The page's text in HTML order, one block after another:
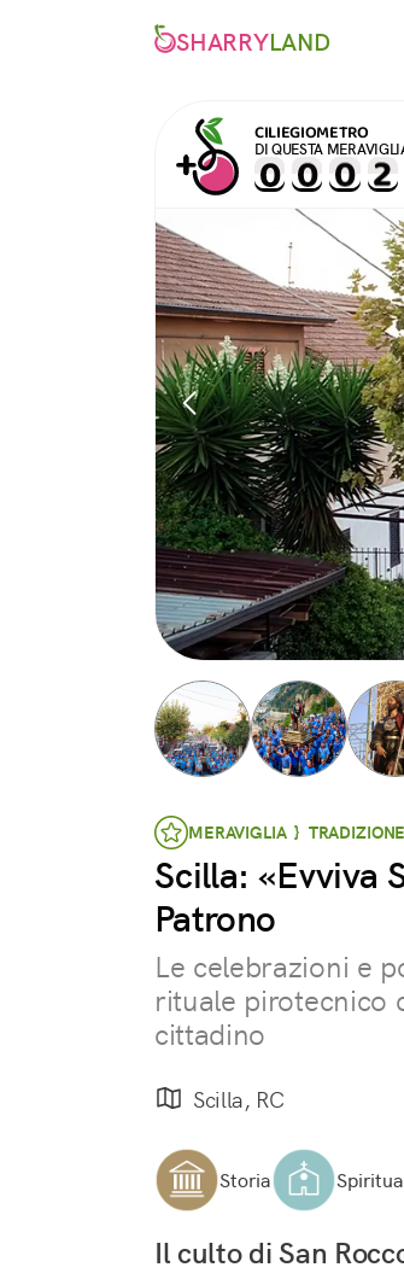
SHARRYLAND
CILIEGIOMETRO
DI QUESTA
MERAVIGLIA } TRADIZIONE
Scilla: «Evviva
Patrono
Le celebrazioni e
rituale pirotecnico
cittadino
Scilla, RC
Storia
Il culto di San